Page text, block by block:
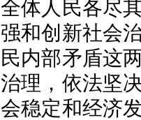
全体人民各尽
强和创新社会
民内部矛盾这
治理，依法坚
会稳定和经济